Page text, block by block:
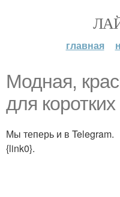
главная
Модная,
для
Мы теперь и в Telegram.
{link0}.